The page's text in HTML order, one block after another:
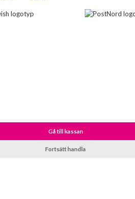
Gå till kassan
Fortsätt handla